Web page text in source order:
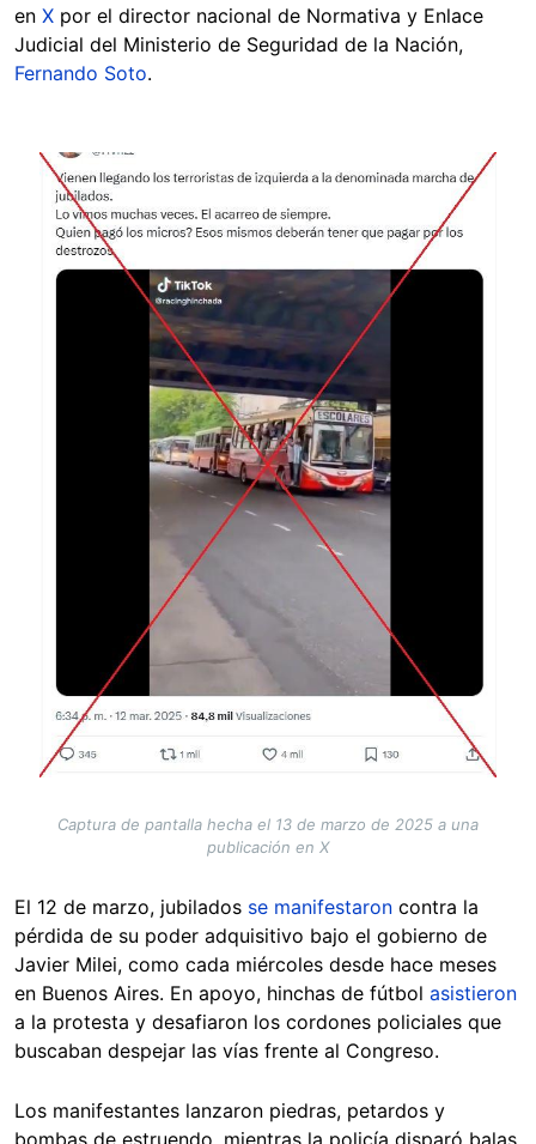
en X por el director nacional de Normativa y Enlace
Judicial del Ministerio de Seguridad de la Nación,
Fernando Soto.
Image
Captura de pantalla hecha el 13 de marzo de 2025 a una
publicación en X
El 12 de marzo, jubilados se manifestaron contra la
pérdida de su poder adquisitivo bajo el gobierno de
Javier Milei, como cada miércoles desde hace meses
en Buenos Aires. En apoyo, hinchas de fútbol asistieron
a la protesta y desafiaron los cordones policiales que
buscaban despejar las vías frente al Congreso.
Los manifestantes lanzaron piedras, petardos y